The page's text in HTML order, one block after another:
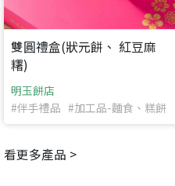
雙圓禮盒(狀元餅、 紅豆麻
糬)
明玉餅店
#伴手禮品 #加工品-麵食、糕餅
看更多產品 >
您要
返回
點擊加
返回
註冊
開始填寫
返
您的申請資料
要申請
返
想知道怎麼做
看看申
直接申請